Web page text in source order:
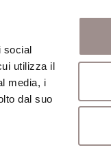
social
utilizza il
media, i
dal suo